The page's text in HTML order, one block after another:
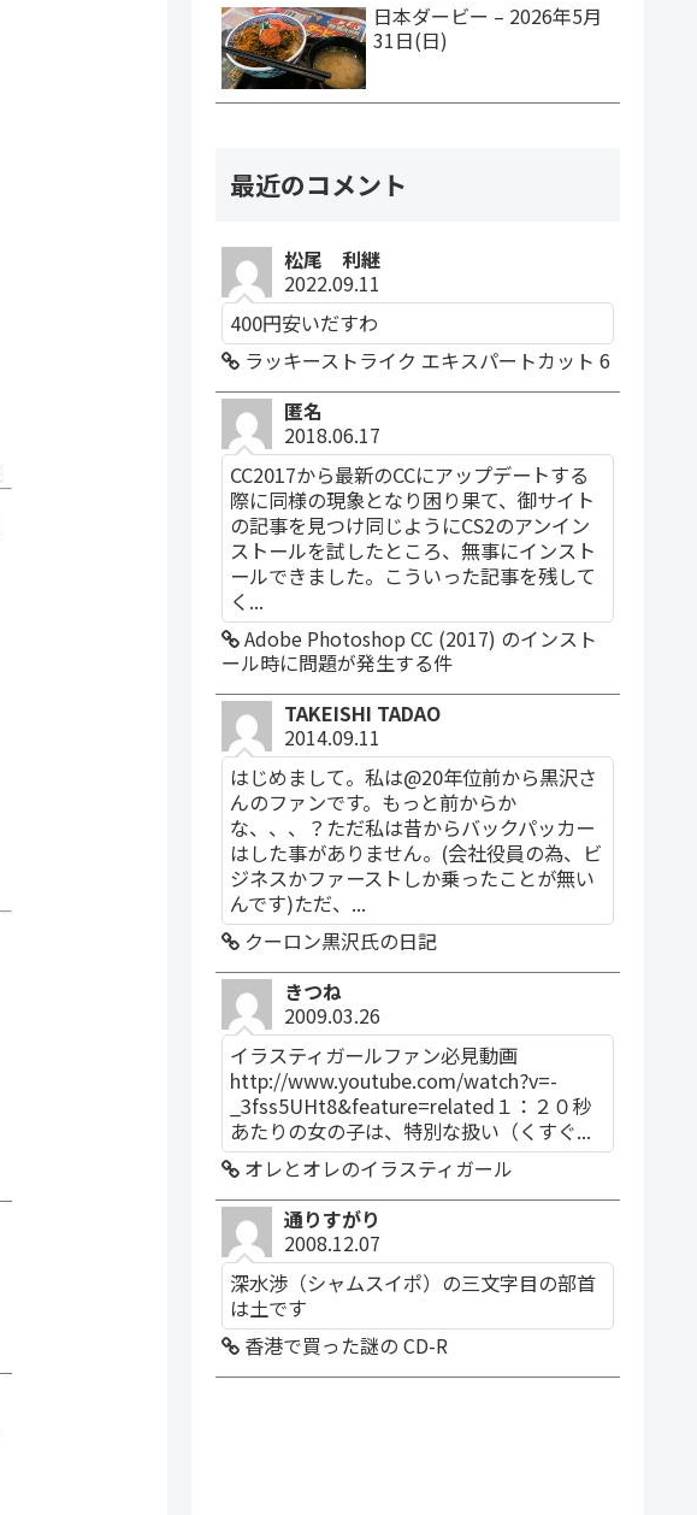
日本ダービー – 2026年5月
31日(日)
最近のコメント
松尾 利継
2022.09.11
400円安いだすわ
ラッキーストライク エキスパートカット 6
匿名
2018.06.17
CC2017から最新のCCにアップデートする
際に同様の現象となり困り果て、御サイト
の記事を見つけ同じようにCS2のアンイン
ストールを試したところ、無事にインスト
ールできました。こういった記事を残して
く...
Adobe Photoshop CC (2017) のインスト
ール時に問題が発生する件
TAKEISHI TADAO
2014.09.11
はじめまして。私は@20年位前から黒沢さ
んのファンです。もっと前からか
な、、、？ただ私は昔からバックパッカー
はした事がありません。(会社役員の為、ビ
ジネスかファーストしか乗ったことが無い
んです)ただ、...
クーロン黒沢氏の日記
きつね
2009.03.26
イラスティガールファン必見動画
http://www.youtube.com/watch?v=-
_3fss5UHt8&feature=related１：２０秒
あたりの女の子は、特別な扱い（くすぐ...
オレとオレのイラスティガール
通りすがり
2008.12.07
深水渉（シャムスイポ）の三文字目の部首
は土です
香港で買った謎の CD-R